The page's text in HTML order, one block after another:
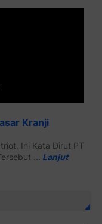
Kranji
Ini Kata Dirut PT
...
Lanjut